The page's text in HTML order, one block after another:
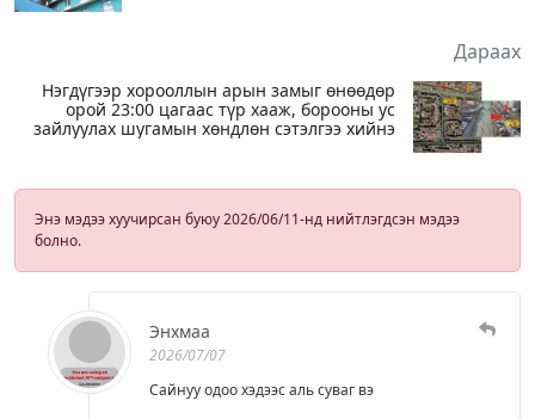
Дараах
Нэгдүгээр хорооллын арын замыг өнөөдөр
орой 23:00 цагаас түр хааж, борооны ус
зайлуулах шугамын хөндлөн сэтэлгээ хийнэ
Энэ мэдээ хуучирсан буюу 2026/06/11-нд нийтлэгдсэн мэдээ
болно.
Энхмаа
2026/07/07
Сайнуу одоо хэдээс аль суваг вэ